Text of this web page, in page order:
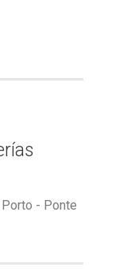
Porto - Ponte